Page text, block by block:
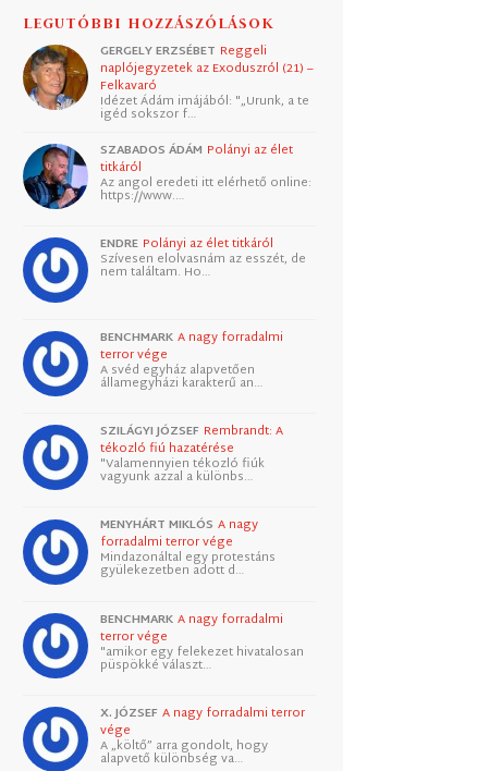
LEGUTÓBBI HOZZÁSZÓLÁSOK
GERGELY ERZSÉBET Reggeli
naplójegyzetek az Exoduszról (21) –
Felkavaró
Idézet Ádám imájából: "„Urunk, a te
igéd sokszor f…
SZABADOS ÁDÁM Polányi az élet
titkáról
Az angol eredeti itt elérhető online:
https://www.…
ENDRE Polányi az élet titkáról
Szívesen elolvasnám az esszét, de
nem találtam. Ho…
BENCHMARK A nagy forradalmi
terror vége
A svéd egyház alapvetően
államegyházi karakterű an…
SZILÁGYI JÓZSEF Rembrandt: A
tékozló fiú hazatérése
"Valamennyien tékozló fiúk
vagyunk azzal a különbs…
MENYHÁRT MIKLÓS A nagy
forradalmi terror vége
Mindazonáltal egy protestáns
gyülekezetben adott d…
BENCHMARK A nagy forradalmi
terror vége
"amikor egy felekezet hivatalosan
püspökké választ…
X. JÓZSEF A nagy forradalmi terror
vége
A „költő” arra gondolt, hogy
alapvető különbség va…